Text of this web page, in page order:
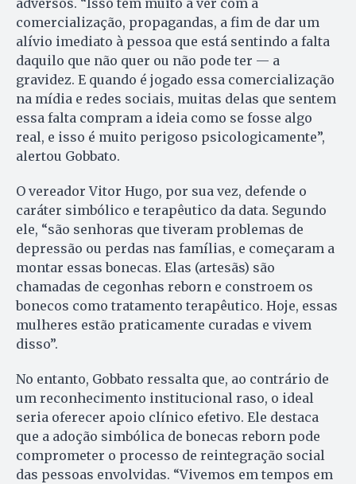
adversos. “Isso tem muito a ver com a
comercialização, propagandas, a fim de dar um
alívio imediato à pessoa que está sentindo a falta
daquilo que não quer ou não pode ter — a
gravidez. E quando é jogado essa comercialização
na mídia e redes sociais, muitas delas que sentem
essa falta compram a ideia como se fosse algo
real, e isso é muito perigoso psicologicamente”,
alertou Gobbato.
O vereador Vitor Hugo, por sua vez, defende o
caráter simbólico e terapêutico da data. Segundo
ele, “são senhoras que tiveram problemas de
depressão ou perdas nas famílias, e começaram a
montar essas bonecas. Elas (artesãs) são
chamadas de cegonhas reborn e constroem os
bonecos como tratamento terapêutico. Hoje, essas
mulheres estão praticamente curadas e vivem
disso”.
No entanto, Gobbato ressalta que, ao contrário de
um reconhecimento institucional raso, o ideal
seria oferecer apoio clínico efetivo. Ele destaca
que a adoção simbólica de bonecas reborn pode
comprometer o processo de reintegração social
das pessoas envolvidas. “Vivemos em tempos em